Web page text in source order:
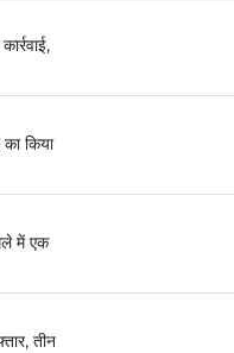
किया
में एक
तीन